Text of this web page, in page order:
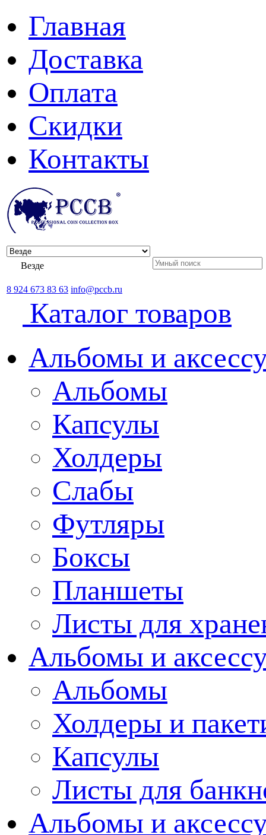
Главная
Доставка
Оплата
Скидки
Контакты
Везде
8 924 673 83 63 info@pccb.ru
Каталог товаров
Альбомы и
Альбомы
Капсулы
Холдеры
Слабы
Футляры
Боксы
Планшеты
Листы для
Альбомы и
Альбомы
Холдеры и
Капсулы
Листы для
Альбомы и